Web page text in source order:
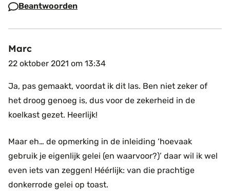
Beantwoorden
Marc
22 oktober 2021 om 13:34
Ja, pas gemaakt, voordat ik dit las. Ben niet zeker of
het droog genoeg is, dus voor de zekerheid in de
koelkast gezet. Heerlijk!
Maar eh… de opmerking in de inleiding ‘hoevaak
gebruik je eigenlijk gelei (en waarvoor?)’ daar wil ik wel
even iets van zeggen! Héérlijk: van die prachtige
donkerrode gelei op toast.